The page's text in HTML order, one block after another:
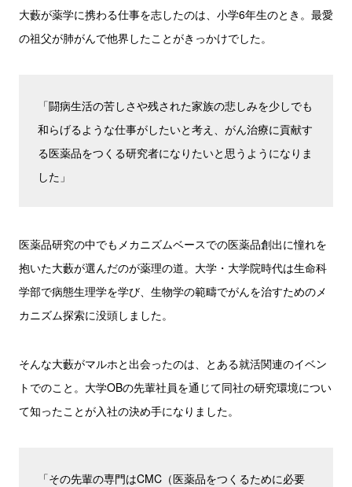
大藪が薬学に携わる仕事を志したのは、小学6年生のとき。最愛
の祖父が肺がんで他界したことがきっかけでした。
「闘病生活の苦しさや残された家族の悲しみを少しでも
和らげるような仕事がしたいと考え、がん治療に貢献す
る医薬品をつくる研究者になりたいと思うようになりま
した」
医薬品研究の中でもメカニズムベースでの医薬品創出に憧れを
抱いた大藪が選んだのが薬理の道。大学・大学院時代は生命科
学部で病態生理学を学び、生物学の範疇でがんを治すためのメ
カニズム探索に没頭しました。
そんな大藪がマルホと出会ったのは、とある就活関連のイベン
トでのこと。大学OBの先輩社員を通じて同社の研究環境につい
て知ったことが入社の決め手になりました。
「その先輩の専門はCMC（医薬品をつくるために必要